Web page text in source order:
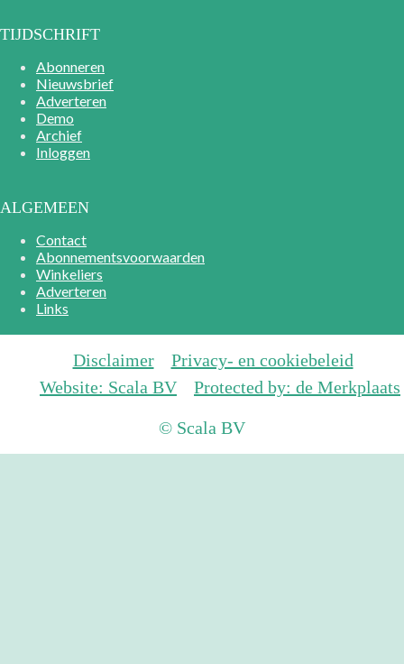
TIJDSCHRIFT
Abonneren
Nieuwsbrief
Adverteren
Demo
Archief
Inloggen
ALGEMEEN
Contact
Abonnementsvoorwaarden
Winkeliers
Adverteren
Links
Disclaimer
Privacy- en cookiebeleid
Website: Scala BV
Protected by: de Merkplaats
© Scala BV